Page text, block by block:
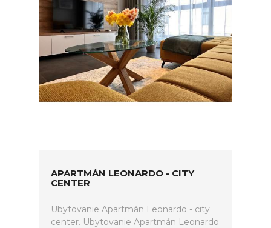
APARTMÁN LEONARDO - CITY
CENTER
Ubytovanie Apartmán Leonardo - city
center. Ubytovanie Apartmán Leonardo